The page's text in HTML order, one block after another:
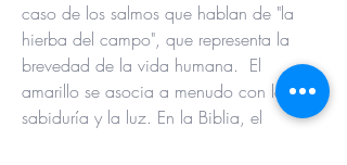
caso de los salmos que hablan de "la
hierba del campo", que representa la
brevedad de la vida humana.  El
amarillo se asocia a menudo con la
sabiduría y la luz. En la Biblia, el